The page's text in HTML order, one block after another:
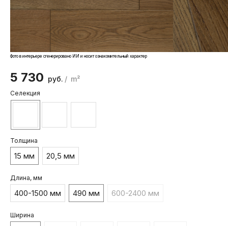
Фото в интерьере сгенерировано ИИ и носит ознакомительный характер
5 730 руб. / m²
Селекция
Толщина
15 мм 20,5 мм
Длина, мм
400-1500 мм 490 мм 600-2400 мм
Ширина